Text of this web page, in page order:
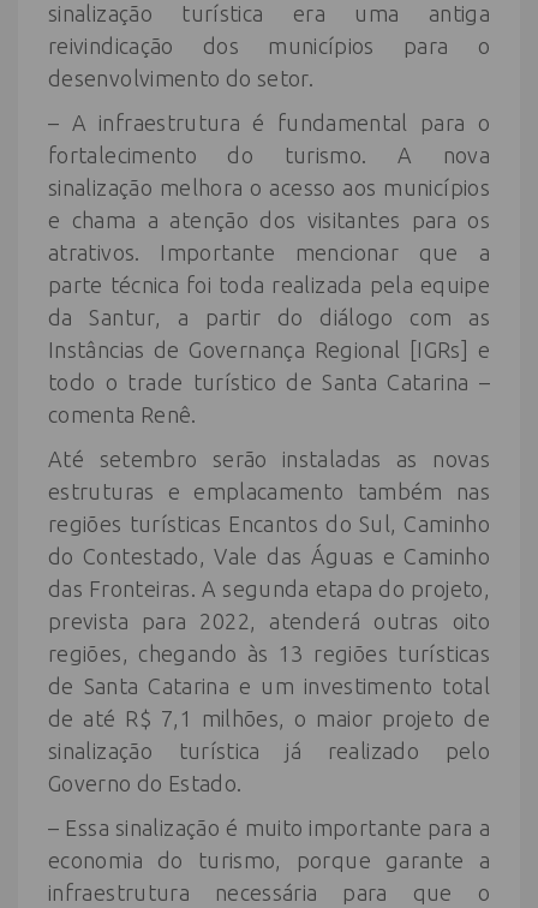
sinalização turística era uma antiga
reivindicação dos municípios para o
desenvolvimento do setor.
– A infraestrutura é fundamental para o
fortalecimento do turismo. A nova
sinalização melhora o acesso aos municípios
e chama a atenção dos visitantes para os
atrativos. Importante mencionar que a
parte técnica foi toda realizada pela equipe
da Santur, a partir do diálogo com as
Instâncias de Governança Regional [IGRs] e
todo o trade turístico de Santa Catarina –
comenta Renê.
Até setembro serão instaladas as novas
estruturas e emplacamento também nas
regiões turísticas Encantos do Sul, Caminho
do Contestado, Vale das Águas e Caminho
das Fronteiras. A segunda etapa do projeto,
prevista para 2022, atenderá outras oito
regiões, chegando às 13 regiões turísticas
de Santa Catarina e um investimento total
de até R$ 7,1 milhões, o maior projeto de
sinalização turística já realizado pelo
Governo do Estado.
– Essa sinalização é muito importante para a
economia do turismo, porque garante a
infraestrutura necessária para que o